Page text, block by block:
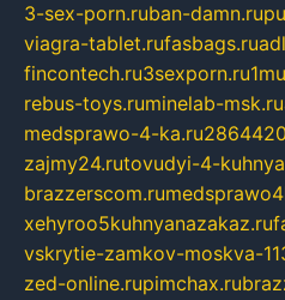
3-sex-porn.ruban-damn.ru
viagra-tablet.rufasbags.ru
fincontech.ru3sexporn.ru
rebus-toys.ruminelab-msk.ru
medsprawo-4-ka.ru
zajmy24.rutovudyi-4-
brazzerscom.ru
xehyroo5kuhnyanazakaz.ru
vskrytie-zamkov-moskva-
zed-online.rupimchax.ru